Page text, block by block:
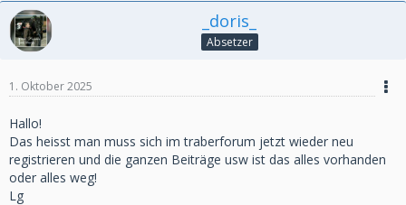
_doris_
Absetzer
1. Oktober 2025
Hallo!
Das heisst man muss sich im traberforum jetzt wieder neu
registrieren und die ganzen Beiträge usw ist das alles vorhanden
oder alles weg!
Lg